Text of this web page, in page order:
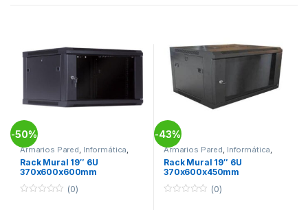
-50%
Armarios Pared, Informática,
Racks
Rack Mural 19″ 6U
370x600x600mm
(0)
-43%
Armarios Pared, Informática,
Racks
Rack Mural 19″ 6U
370x600x450mm
(0)